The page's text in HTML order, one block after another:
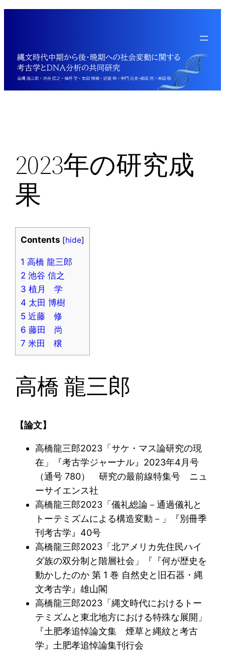
2023年の研究成
果
Contents [hide]
1 高橋 龍三郎
2 池谷 信之
3 植月 学
4 太田 博樹
5 近藤 修
6 藤田 尚
7 米田 穣
高橋 龍三郎
【論文】
高橋龍三郎2023「サケ・マス論研究の現
在」『考古学ジャーナル』2023年4月号
（通号 780） 研究の最前線特集号 ニュ
ーサイエンス社
高橋龍三郎2023「儀礼総論－通過儀礼と
トーテミズムによる構造変動－」『別冊季
刊考古学』40号
高橋龍三郎2023「北アメリカ先住民ハイ
ダ族の双分制と階層社会」『『何が歴史を
動かしたのか 第 1 巻 自然史と旧石器・縄
文考古学』雄山閣
高橋龍三郎2023「縄文時代におけるトー
テミズムと東北地方における特殊な展開」
『土肥孝追悼論文集 煙草と縄紋と考古
学』土肥孝追悼論集刊行会